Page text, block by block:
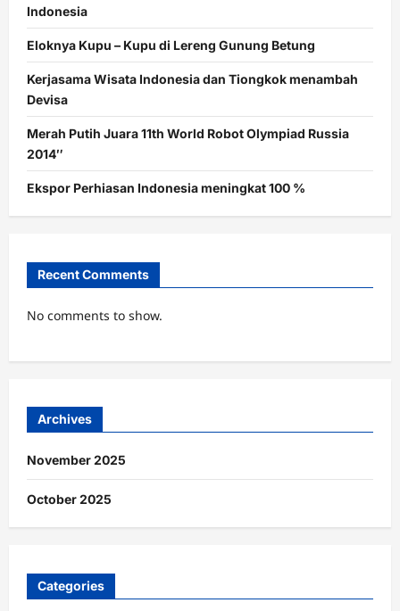
Indonesia
Eloknya Kupu – Kupu di Lereng Gunung Betung
Kerjasama Wisata Indonesia dan Tiongkok menambah
Devisa
Merah Putih Juara 11th World Robot Olympiad Russia
2014″
Ekspor Perhiasan Indonesia meningkat 100 %
Recent Comments
No comments to show.
Archives
November 2025
October 2025
Categories